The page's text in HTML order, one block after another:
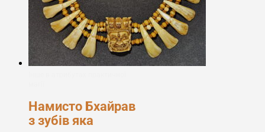
Намисто Бхайрав
з зубів яка